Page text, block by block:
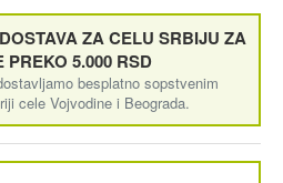
ZA CELU SRBIJU ZA
PREKO 5.000 RSD
besplatno sopstvenim
cele Vojvodine i Beograda.